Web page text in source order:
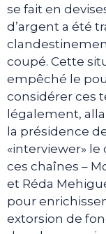
se fait en
d’argent a été
coupé. Cette
empêché le
considérer ces
légalement,
la présidence
«interviewer» le
ces chaînes –
et Réda
pour
extorsion de